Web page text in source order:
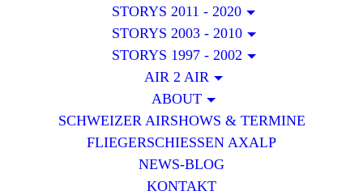
STORYS 2011 - 2020
STORYS 2003 - 2010
STORYS 1997 - 2002
AIR 2 AIR
ABOUT
SCHWEIZER AIRSHOWS & TERMINE
FLIEGERSCHIESSEN AXALP
NEWS-BLOG
KONTAKT